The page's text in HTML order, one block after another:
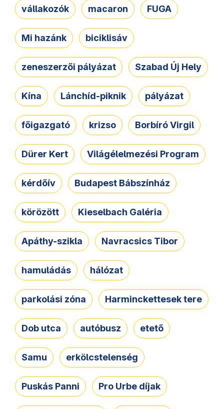
vállakozók macaron FUGA
Mi hazánk biciklisáv
zeneszerzői pályázat Szabad Új Hely
Kína Lánchíd-piknik pályázat
főigazgató krizso Borbíró Virgil
Dürer Kert Világélelmezési Program
kérdőív Budapest Bábszínház
körözött Kieselbach Galéria
Apáthy-szikla Navracsics Tibor
hamuládás hálózat
parkolási zóna Harminckettesek tere
Dob utca autóbusz etető
Samu erkölcstelenség
Puskás Panni Pro Urbe díjak